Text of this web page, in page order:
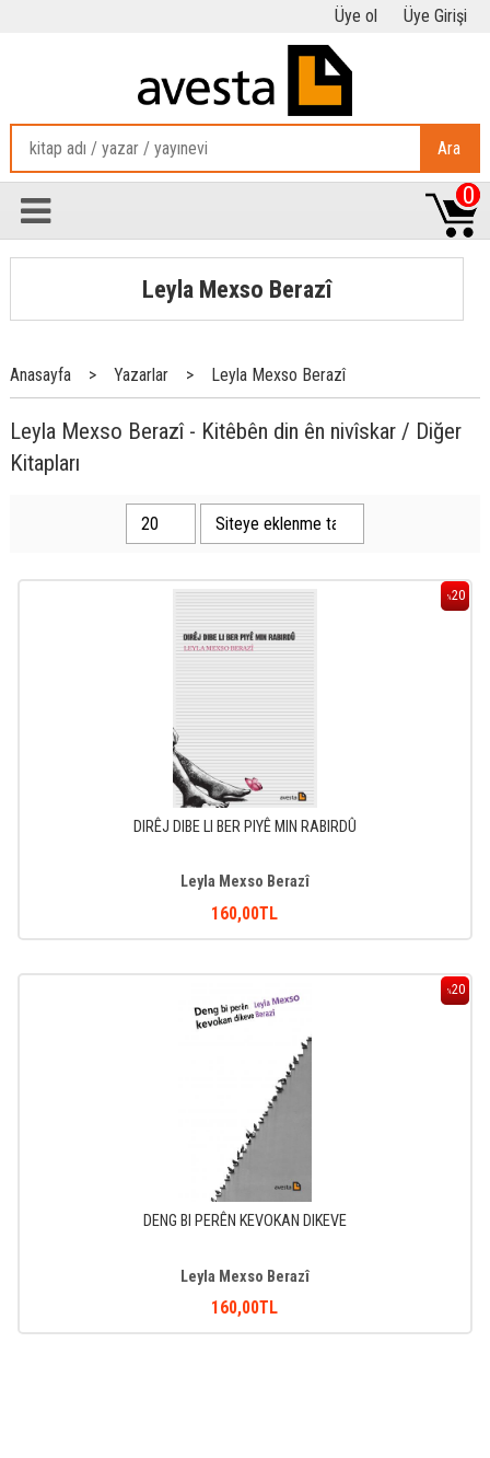
Üye ol Üye Girişi
Ara
0
Leyla Mexso Berazî
Anasayfa > Yazarlar > Leyla Mexso Berazî
Leyla Mexso Berazî - Kitêbên din ên nivîskar / Diğer
Kitapları
%20
DIRÊJ DIBE LI BER PIYÊ MIN RABIRDÛ
Leyla Mexso Berazî
160,00TL
%20
DENG BI PERÊN KEVOKAN DIKEVE
Leyla Mexso Berazî
160,00TL